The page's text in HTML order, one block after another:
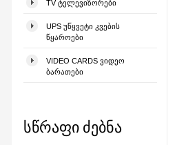
TV ᲢᲔᲚᲔᲕᲘᲖᲝᲠᲔᲑᲘ
UPS ᲣᲬᲧᲕᲔᲢᲘ ᲙᲕᲔᲑᲘᲡ
ᲬᲧᲐᲠᲝᲔᲑᲘ
VIDEO CARDS ᲕᲘᲓᲔᲝ
ᲑᲐᲠᲐᲗᲔᲑᲘ
სწრაფი ძებნა